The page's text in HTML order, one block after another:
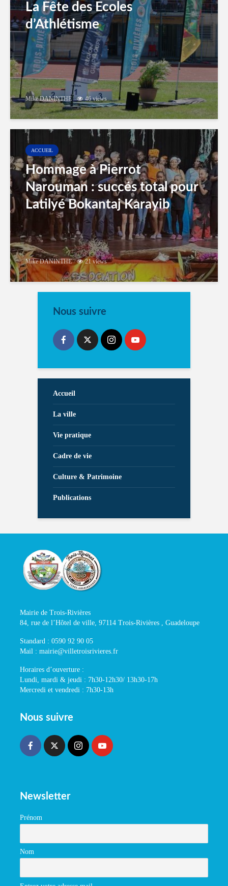
La Fête des Ecoles
d’Athlétisme
Mike DANINTHE 46 views
ACCUEIL
Hommage à Pierrot
Narouman : succés total pour
Latilyé Bokantaj Karayib
Mike DANINTHE 21 views
Nous suivre
Accueil
La ville
Vie pratique
Cadre de vie
Culture & Patrimoine
Publications
Mairie de Trois-Rivières
84, rue de l’Hôtel de ville, 97114 Trois-Rivières , Guadeloupe
Standard : 0590 92 90 05
Mail : mairie@villetroisrivieres.fr
Horaires d’ouverture :
Lundi, mardi & jeudi : 7h30-12h30/ 13h30-17h
Mercredi et vendredi : 7h30-13h
Nous suivre
Newsletter
Prénom
Nom